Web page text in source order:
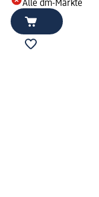
Alle dm-Märkte